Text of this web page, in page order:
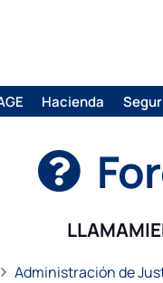
Hacienda
Administración de